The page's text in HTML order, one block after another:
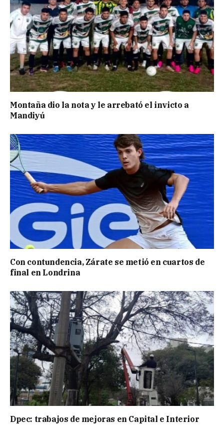
Montaña dio la nota y le arrebató el invicto a
Mandiyú
Con contundencia, Zárate se metió en cuartos de
final en Londrina
Dpec: trabajos de mejoras en Capital e Interior